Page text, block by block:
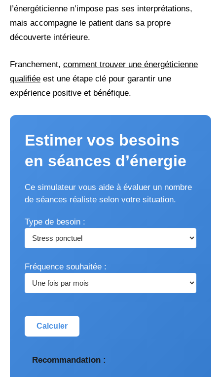
l’énergéticienne n’impose pas ses interprétations,
mais accompagne le patient dans sa propre
découverte intérieure.
Franchement, comment trouver une énergéticienne
qualifiée est une étape clé pour garantir une
expérience positive et bénéfique.
Estimer vos besoins
en séances d’énergie
Ce simulateur vous aide à évaluer un nombre
de séances réaliste selon votre situation.
Type de besoin :
Fréquence souhaitée :
Calculer
Recommandation :